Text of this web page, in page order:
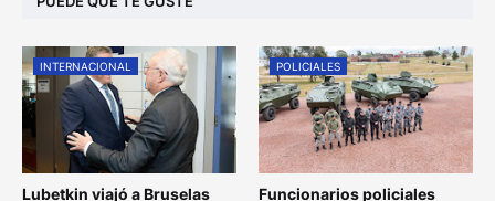
INTERNACIONAL
Lubetkin viajó a Bruselas
POLICIALES
Funcionarios policiales